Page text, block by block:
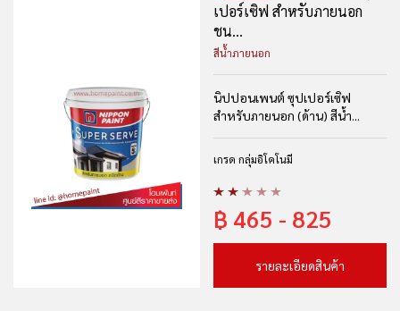
เปอร์เซิฟ สำหรับภายนอก
ชน...
สีน้ำภายนอก
นิปปอนเพนต์ ซุปเปอร์เซิฟ
สำหรับภายนอก (ด้าน) สีน้ำ...
เกรด กลุ่มอิโคโนมี
฿ 465 - 825
รายละเอียดสินค้า